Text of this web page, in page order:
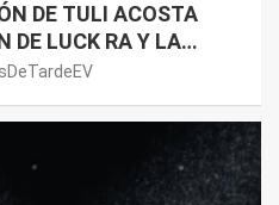
DE TULI ACOSTA
DE LUCK RA Y LA